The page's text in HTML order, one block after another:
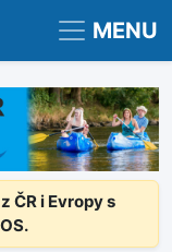
MENU
ČR i Evropy s